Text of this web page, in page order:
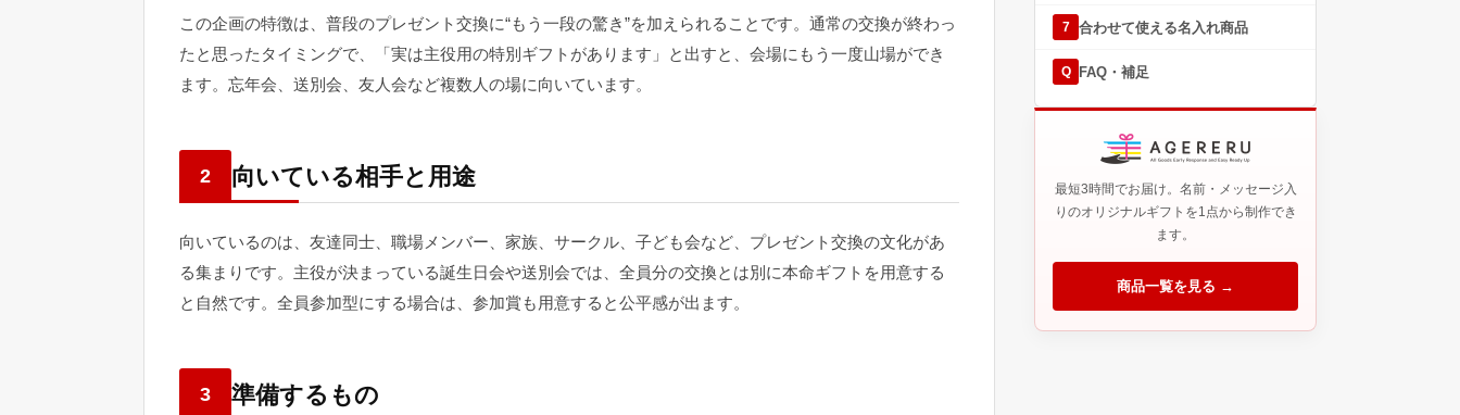
この企画の特徴は、普段のプレゼント交換に“もう一段の驚き”を加えられることです。通常の交換が終わっ
たと思ったタイミングで、「実は主役用の特別ギフトがあります」と出すと、会場にもう一度山場ができ
ます。忘年会、送別会、友人会など複数人の場に向いています。
2 向いている相手と用途
向いているのは、友達同士、職場メンバー、家族、サークル、子ども会など、プレゼント交換の文化があ
る集まりです。主役が決まっている誕生日会や送別会では、全員分の交換とは別に本命ギフトを用意する
と自然です。全員参加型にする場合は、参加賞も用意すると公平感が出ます。
3 準備するもの
7 合わせて使える名入れ商品
Q FAQ・補足
最短3時間でお届け。名前・メッセージ入
りのオリジナルギフトを1点から制作でき
ます。
商品一覧を見る →